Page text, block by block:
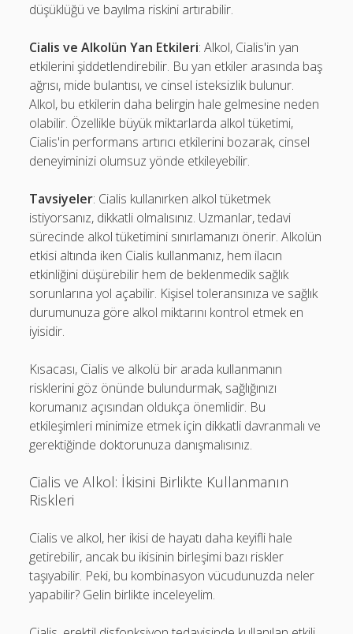
düşüklüğü ve bayılma riskini artırabilir.
Cialis ve Alkolün Yan Etkileri: Alkol, Cialis'in yan
etkilerini şiddetlendirebilir. Bu yan etkiler arasında baş
ağrısı, mide bulantısı, ve cinsel isteksizlik bulunur.
Alkol, bu etkilerin daha belirgin hale gelmesine neden
olabilir. Özellikle büyük miktarlarda alkol tüketimi,
Cialis'in performans artırıcı etkilerini bozarak, cinsel
deneyiminizi olumsuz yönde etkileyebilir.
Tavsiyeler: Cialis kullanırken alkol tüketmek
istiyorsanız, dikkatli olmalısınız. Uzmanlar, tedavi
sürecinde alkol tüketimini sınırlamanızı önerir. Alkolün
etkisi altında iken Cialis kullanmanız, hem ilacın
etkinliğini düşürebilir hem de beklenmedik sağlık
sorunlarına yol açabilir. Kişisel toleransınıza ve sağlık
durumunuza göre alkol miktarını kontrol etmek en
iyisidir.
Kısacası, Cialis ve alkolü bir arada kullanmanın
risklerini göz önünde bulundurmak, sağlığınızı
korumanız açısından oldukça önemlidir. Bu
etkileşimleri minimize etmek için dikkatli davranmalı ve
gerektiğinde doktorunuza danışmalısınız.
Cialis ve Alkol: İkisini Birlikte Kullanmanın
Riskleri
Cialis ve alkol, her ikisi de hayatı daha keyifli hale
getirebilir, ancak bu ikisinin birleşimi bazı riskler
taşıyabilir. Peki, bu kombinasyon vücudunuzda neler
yapabilir? Gelin birlikte inceleyelim.